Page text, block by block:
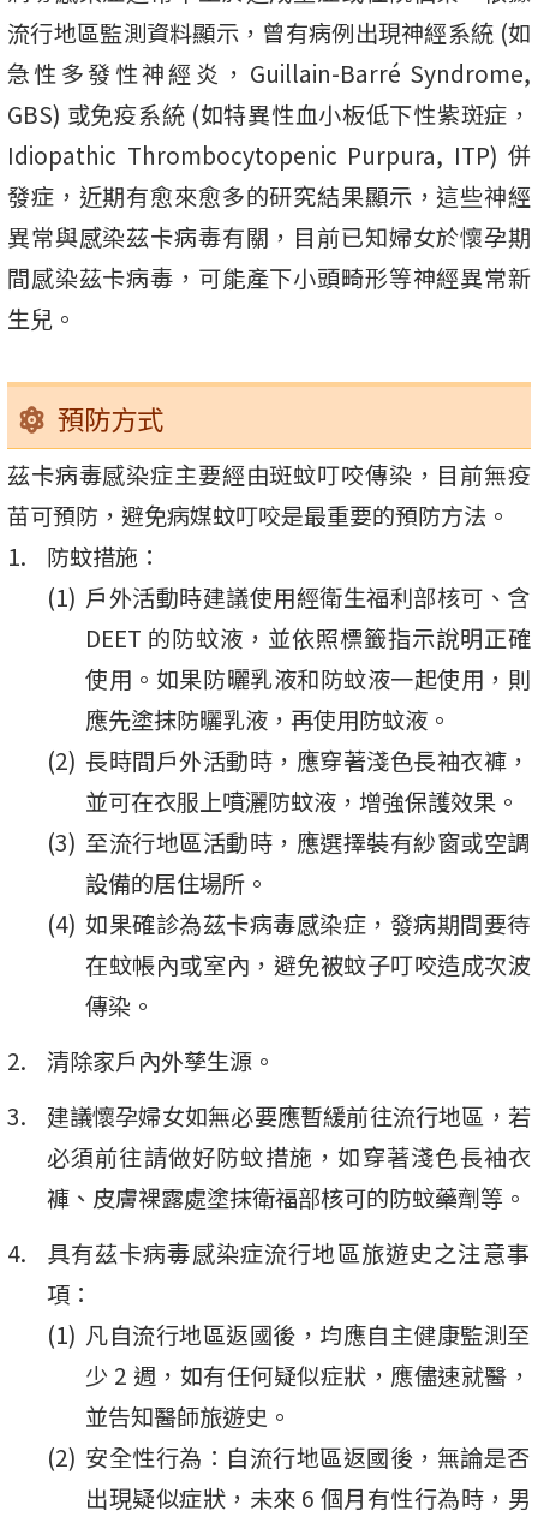
流行地區監測資料顯示，曾有病例出現神經系統 (如
急性多發性神經炎，Guillain-Barré Syndrome,
GBS) 或免疫系統 (如特異性血小板低下性紫斑症，
Idiopathic Thrombocytopenic Purpura, ITP) 併
發症，近期有愈來愈多的研究結果顯示，這些神經
異常與感染茲卡病毒有關，目前已知婦女於懷孕期
間感染茲卡病毒，可能產下小頭畸形等神經異常新
生兒。
預防方式
茲卡病毒感染症主要經由斑蚊叮咬傳染，目前無疫
苗可預防，避免病媒蚊叮咬是最重要的預防方法。
防蚊措施：
戶外活動時建議使用經衛生福利部核可、含
DEET 的防蚊液，並依照標籤指示說明正確
使用。如果防曬乳液和防蚊液一起使用，則
應先塗抹防曬乳液，再使用防蚊液。
長時間戶外活動時，應穿著淺色長袖衣褲，
並可在衣服上噴灑防蚊液，增強保護效果。
至流行地區活動時，應選擇裝有紗窗或空調
設備的居住場所。
如果確診為茲卡病毒感染症，發病期間要待
在蚊帳內或室內，避免被蚊子叮咬造成次波
傳染。
清除家戶內外孳生源。
建議懷孕婦女如無必要應暫緩前往流行地區，若
必須前往請做好防蚊措施，如穿著淺色長袖衣
褲、皮膚裸露處塗抹衛福部核可的防蚊藥劑等。
具有茲卡病毒感染症流行地區旅遊史之注意事
項：
凡自流行地區返國後，均應自主健康監測至
少 2 週，如有任何疑似症狀，應儘速就醫，
並告知醫師旅遊史。
安全性行為：自流行地區返國後，無論是否
出現疑似症狀，未來 6 個月有性行為時，男